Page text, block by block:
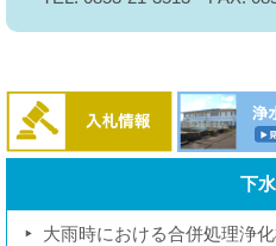
下
大雨時における合併処理浄